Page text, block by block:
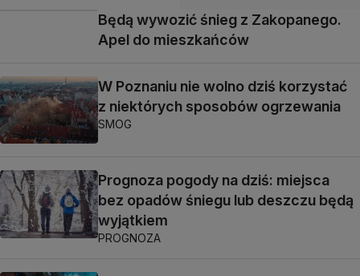
Będą wywozić śnieg z Zakopanego.
Apel do mieszkańców
W Poznaniu nie wolno dziś korzystać
z niektórych sposobów ogrzewania
SMOG
Prognoza pogody na dziś: miejsca
bez opadów śniegu lub deszczu będą
wyjątkiem
PROGNOZA